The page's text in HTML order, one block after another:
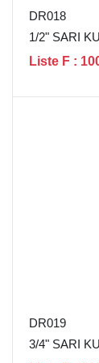
DR018
1/2" SARI
Liste F :
DR019
3/4" SARI